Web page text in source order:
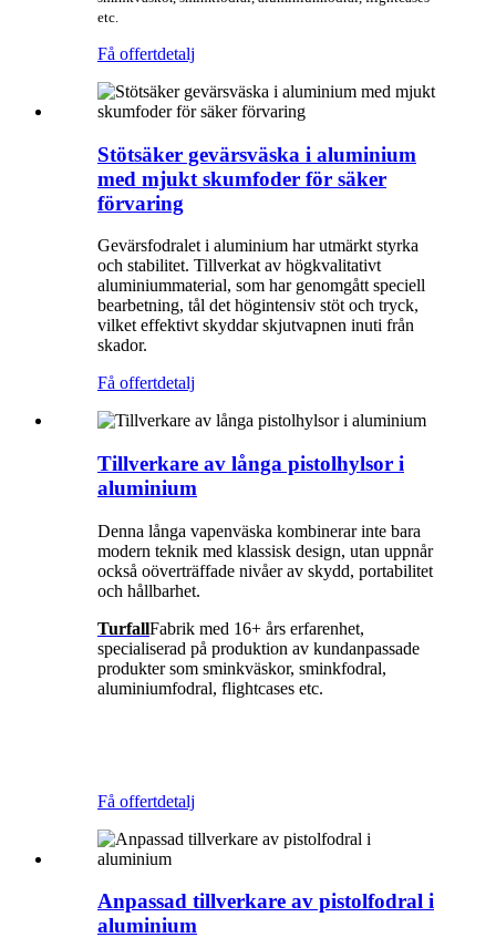
etc.
Få offertdetalj
Stötsäker gevärsväska i aluminium
med mjukt skumfoder för säker
förvaring
Gevärsfodralet i aluminium har utmärkt styrka
och stabilitet. Tillverkat av högkvalitativt
aluminiummaterial, som har genomgått speciell
bearbetning, tål det högintensiv stöt och tryck,
vilket effektivt skyddar skjutvapnen inuti från
skador.
Få offertdetalj
Tillverkare av långa pistolhylsor i
aluminium
Denna långa vapenväska kombinerar inte bara
modern teknik med klassisk design, utan uppnår
också oöverträffade nivåer av skydd, portabilitet
och hållbarhet.
TurfallFabrik med 16+ års erfarenhet,
specialiserad på produktion av kundanpassade
produkter som sminkväskor, sminkfodral,
aluminiumfodral, flightcases etc.
Få offertdetalj
Anpassad tillverkare av pistolfodral i
aluminium